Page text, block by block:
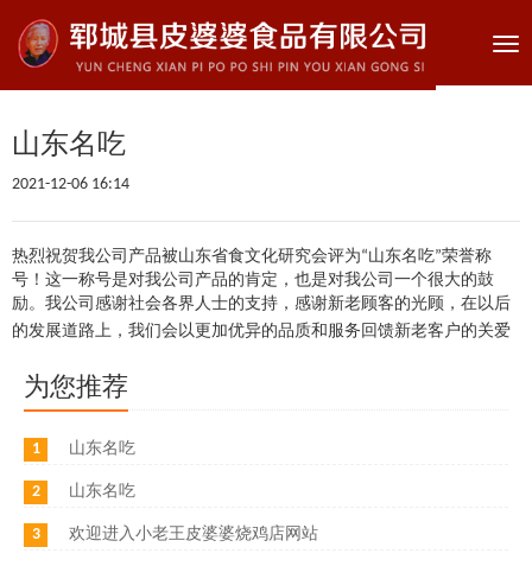
山东名吃
2021-12-06 16:14
热烈祝贺我公司产品被山东省食文化研究会评为“山东名吃”荣誉称
号！这一称号是对我公司产品的肯定，也是对我公司一个很大的鼓
励。我公司感谢社会各界人士的支持，感谢新老顾客的光顾，在以后
的发展道路上，我们会以更加优异的品质和服务回馈新老客户的关爱
为您推荐
1 山东名吃
2 山东名吃
3 欢迎进入小老王皮婆婆烧鸡店网站